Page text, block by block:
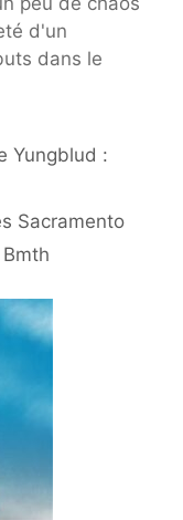
d'un
dans le
Yungblud :
Sacramento